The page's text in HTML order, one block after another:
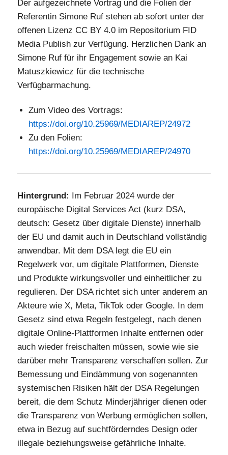
Der aufgezeichnete Vortrag und die Folien der
Referentin Simone Ruf stehen ab sofort unter der
offenen Lizenz CC BY 4.0 im Repositorium FID
Media Publish zur Verfügung. Herzlichen Dank an
Simone Ruf für ihr Engagement sowie an Kai
Matuszkiewicz für die technische
Verfügbarmachung.
Zum Video des Vortrags:
https://doi.org/10.25969/MEDIAREP/24972
Zu den Folien:
https://doi.org/10.25969/MEDIAREP/24970
Hintergrund:
Im Februar 2024 wurde der
europäische Digital Services Act (kurz DSA,
deutsch: Gesetz über digitale Dienste) innerhalb
der EU und damit auch in Deutschland vollständig
anwendbar. Mit dem DSA legt die EU ein
Regelwerk vor, um digitale Plattformen, Dienste
und Produkte wirkungsvoller und einheitlicher zu
regulieren. Der DSA richtet sich unter anderem an
Akteure wie X, Meta, TikTok oder Google. In dem
Gesetz sind etwa Regeln festgelegt, nach denen
digitale Online-Plattformen Inhalte entfernen oder
auch wieder freischalten müssen, sowie wie sie
darüber mehr Transparenz verschaffen sollen. Zur
Bemessung und Eindämmung von sogenannten
systemischen Risiken hält der DSA Regelungen
bereit, die dem Schutz Minderjähriger dienen oder
die Transparenz von Werbung ermöglichen sollen,
etwa in Bezug auf suchtförderndes Design oder
illegale beziehungsweise gefährliche Inhalte.